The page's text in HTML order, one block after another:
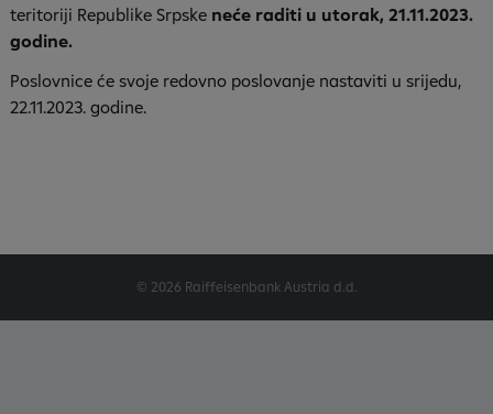
teritoriji Republike Srpske neće raditi u utorak, 21.11.2023.
godine.
Poslovnice će svoje redovno poslovanje nastaviti u srijedu,
22.11.2023. godine.
© 2026 Raiffeisenbank Austria d.d.